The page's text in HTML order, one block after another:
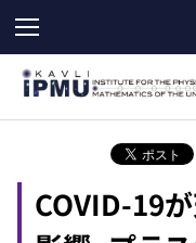
メ
イ
ン
COVID-19